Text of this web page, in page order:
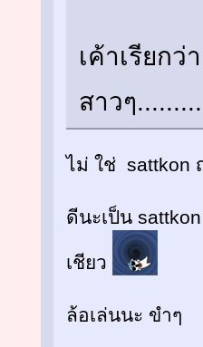
เค้าเรียก
สาวๆ
ไม่ ใช่
ดีนะเป็น
เชียว
ล้อเล่นนะ ขำๆ